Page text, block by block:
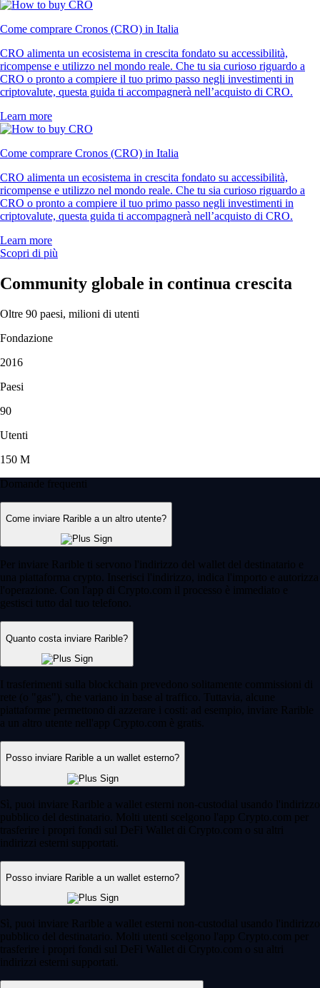
Come comprare Cronos (CRO) in Italia
CRO alimenta un ecosistema in crescita fondato su accessibilità,
ricompense e utilizzo nel mondo reale. Che tu sia curioso riguardo a
CRO o pronto a compiere il tuo primo passo negli investimenti in
criptovalute, questa guida ti accompagnerà nell’acquisto di CRO.
Learn more
Come comprare Cronos (CRO) in Italia
CRO alimenta un ecosistema in crescita fondato su accessibilità,
ricompense e utilizzo nel mondo reale. Che tu sia curioso riguardo a
CRO o pronto a compiere il tuo primo passo negli investimenti in
criptovalute, questa guida ti accompagnerà nell’acquisto di CRO.
Learn more
Scopri di più
Community globale in continua crescita
Oltre 90 paesi, milioni di utenti
Fondazione
2016
Paesi
90
Utenti
150 M
Domande frequenti
Come inviare Rarible a un altro utente?
Per inviare Rarible ti servono l'indirizzo del wallet del destinatario e
una piattaforma crypto. Inserisci l'indirizzo, indica l'importo e autorizza
l'operazione. Con l'app di Crypto.com il processo è immediato e
gestisci tutto dal tuo telefono.
Quanto costa inviare Rarible?
I trasferimenti sulla blockchain prevedono solitamente commissioni di
rete (o "gas"), che variano in base al traffico. Tuttavia, alcune
piattaforme permettono di azzerare i costi: ad esempio, inviare Rarible
a un altro utente nell'app Crypto.com è gratis.
Posso inviare Rarible a un wallet esterno?
Sì, puoi inviare Rarible a wallet esterni non-custodial usando l'indirizzo
pubblico del destinatario. Molti utenti scelgono l'app Crypto.com per
trasferire i propri fondi sul DeFi Wallet di Crypto.com o su altri
indirizzi esterni supportati.
Posso inviare Rarible a un wallet esterno?
Sì, puoi inviare Rarible a wallet esterni non-custodial usando l'indirizzo
pubblico del destinatario. Molti utenti scelgono l'app Crypto.com per
trasferire i propri fondi sul DeFi Wallet di Crypto.com o su altri
indirizzi esterni supportati.